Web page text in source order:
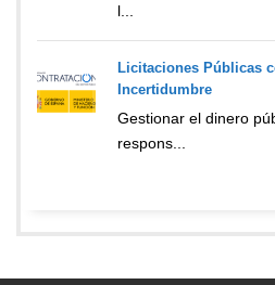
l...
Licitaciones Públicas
Incertidumbre
Gestionar el dinero
respons...